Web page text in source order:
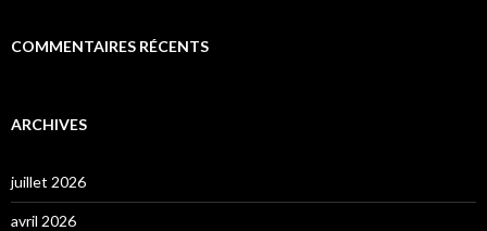
COMMENTAIRES RÉCENTS
ARCHIVES
juillet 2026
avril 2026